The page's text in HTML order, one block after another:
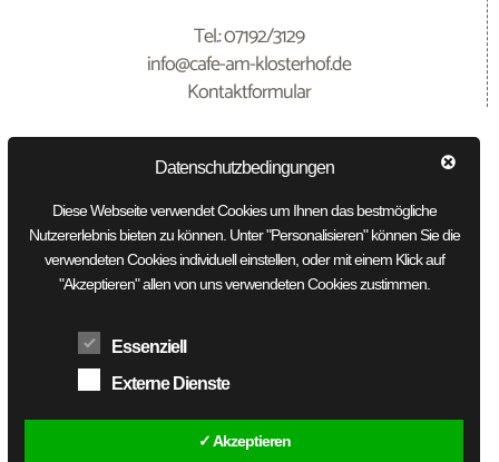
Tel.: 07192/3129
info@cafe-am-klosterhof.de
Kontaktformular
GEÖFFNET
Montag – Samstag 9 – 18 Uhr
Sonn- und Feiertag 13.30 – 18 Uhr
Mittwoch Ruhetag
Datenschutzbedingungen
Diese Webseite verwendet Cookies um Ihnen das bestmögliche
Nutzererlebnis bieten zu können. Unter "Personalisieren" können Sie die
verwendeten Cookies individuell einstellen, oder mit einem Klick auf
"Akzeptieren" allen von uns verwendeten Cookies zustimmen.
Essenziell
Externe Dienste
✓ Akzeptieren